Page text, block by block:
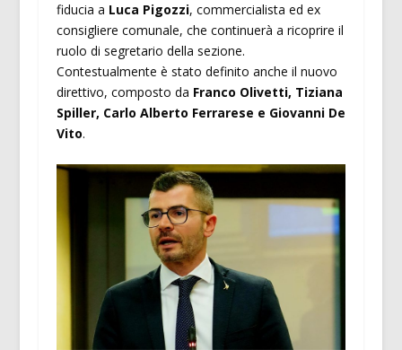
fiducia a Luca Pigozzi, commercialista ed ex
consigliere comunale, che continuerà a ricoprire il
ruolo di segretario della sezione.
Contestualmente è stato definito anche il nuovo
direttivo, composto da Franco Olivetti, Tiziana
Spiller, Carlo Alberto Ferrarese e Giovanni De
Vito.